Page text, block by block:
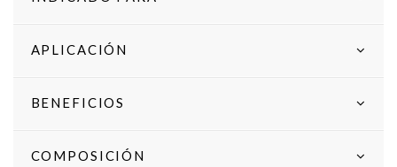
APLICACIÓN
BENEFICIOS
COMPOSICIÓN